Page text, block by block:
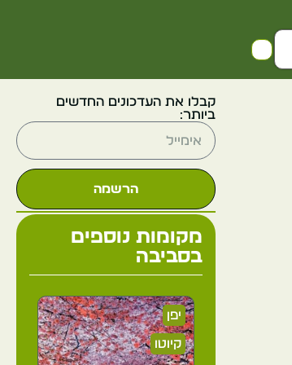
קבלו את העדכונים החדשים
ביותר:
הרשמה
מקומות נוספים
בסביבה
יפן
קיוטו